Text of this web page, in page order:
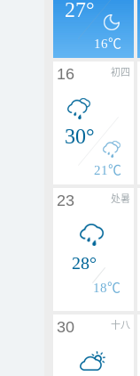
27°
16℃
初四
16
30°
21℃
处暑
23
28°
18℃
十八
30